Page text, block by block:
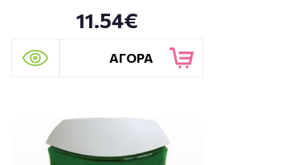
11.54€
ΑΓΟΡΑ